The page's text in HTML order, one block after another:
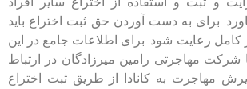
برای به دست آوردن حق ثبت اختراع باید
کامل رعایت شود. برای اطلاعات جامع در این
مهاجرتی رامین میرزادگان در ارتباط
مهاجرت به کانادا از طریق ثبت اختراع